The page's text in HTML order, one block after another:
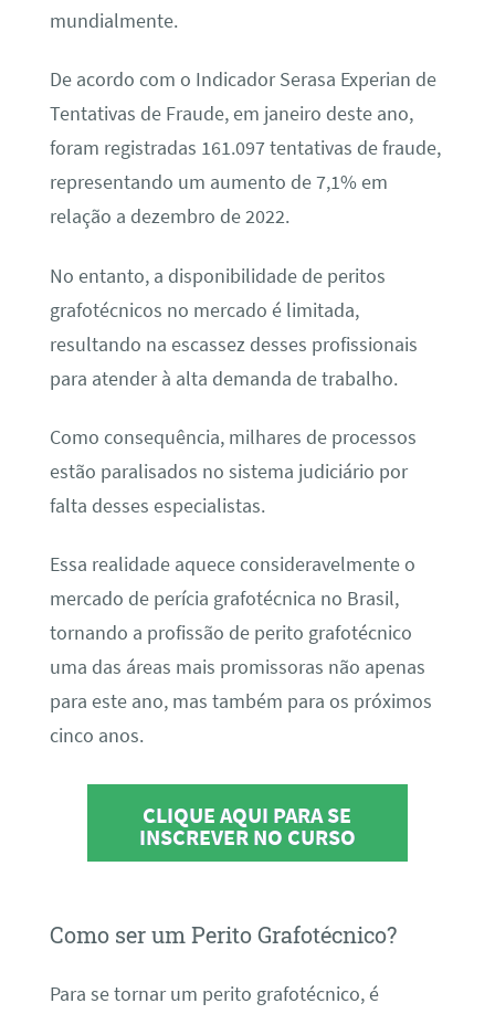
mundialmente.
De acordo com o Indicador Serasa Experian de
Tentativas de Fraude, em janeiro deste ano,
foram registradas 161.097 tentativas de fraude,
representando um aumento de 7,1% em
relação a dezembro de 2022.
No entanto, a disponibilidade de peritos
grafotécnicos no mercado é limitada,
resultando na escassez desses profissionais
para atender à alta demanda de trabalho.
Como consequência, milhares de processos
estão paralisados no sistema judiciário por
falta desses especialistas.
Essa realidade aquece consideravelmente o
mercado de perícia grafotécnica no Brasil,
tornando a profissão de perito grafotécnico
uma das áreas mais promissoras não apenas
para este ano, mas também para os próximos
cinco anos.
CLIQUE AQUI PARA SE
INSCREVER NO CURSO
Como ser um Perito Grafotécnico?
Para se tornar um perito grafotécnico, é